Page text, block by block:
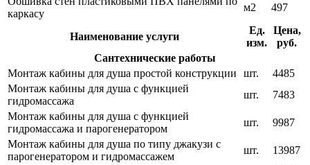
каркасу
м2 497
Наименование услуги
Ед.
изм.
Цена,
руб.
Сантехнические работы
Монтаж кабины для душа простой конструкции
шт.
4485
Монтаж кабины для душа с функцией
гидромассажа
шт.
7483
Монтаж кабины для душа с функцией
гидромассажа и парогенератором
шт.
9987
Монтаж кабины для душа по типу джакузи с
парогенератором и гидромассажем
шт.
13987